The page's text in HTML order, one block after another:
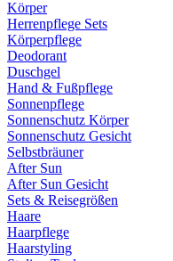
Körper
Herrenpflege Sets
Körperpflege
Deodorant
Duschgel
Hand & Fußpflege
Sonnenpflege
Sonnenschutz Körper
Sonnenschutz Gesicht
Selbstbräuner
After Sun
After Sun Gesicht
Sets & Reisegrößen
Haare
Haarpflege
Haarstyling